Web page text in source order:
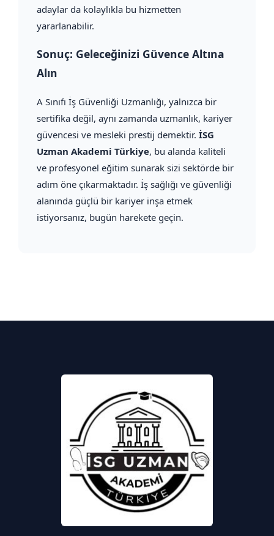
adaylar da kolaylıkla bu hizmetten
yararlanabilir.
Sonuç: Geleceğinizi Güvence Altına
Alın
A Sınıfı İş Güvenliği Uzmanlığı, yalnızca bir
sertifika değil, aynı zamanda uzmanlık, kariyer
güvencesi ve mesleki prestij demektir. İSG
Uzman Akademi Türkiye, bu alanda kaliteli
ve profesyonel eğitim sunarak sizi sektörde bir
adım öne çıkarmaktadır. İş sağlığı ve güvenliği
alanında güçlü bir kariyer inşa etmek
istiyorsanız, bugün harekete geçin.